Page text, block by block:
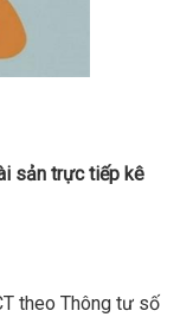
sản trực tiếp kê
theo Thông tư số